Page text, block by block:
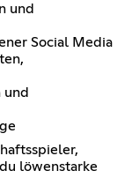
und
Social Media
löwenstarke